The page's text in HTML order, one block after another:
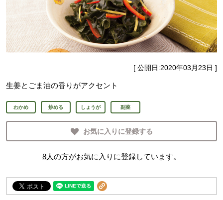
[ 公開日:2020年03月23日 ]
生姜とごま油の香りがアクセント
わかめ 炒める しょうが 副菜
お気に入りに登録する
8人の方がお気に入りに登録しています。